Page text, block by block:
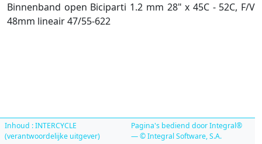
Binnenband open Biciparti 1.2 mm 28" x 45C - 52C, F/V
48mm lineair 47/55-622
Inhoud : INTERCYCLE
(verantwoordelijke uitgever)
Pagina's bediend door Integral®
— © Integral Software, S.A.